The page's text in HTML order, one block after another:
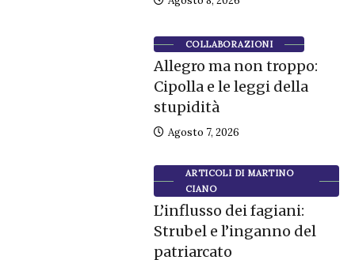
COLLABORAZIONI
Allegro ma non troppo:
Cipolla e le leggi della
stupidità
Agosto 7, 2026
ARTICOLI DI MARTINO
CIANO
L’influsso dei fagiani:
Strubel e l’inganno del
patriarcato